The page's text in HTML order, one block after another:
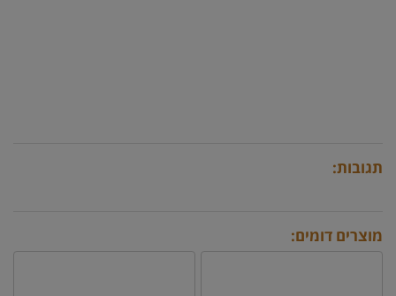
תגובות:
מוצרים דומים: